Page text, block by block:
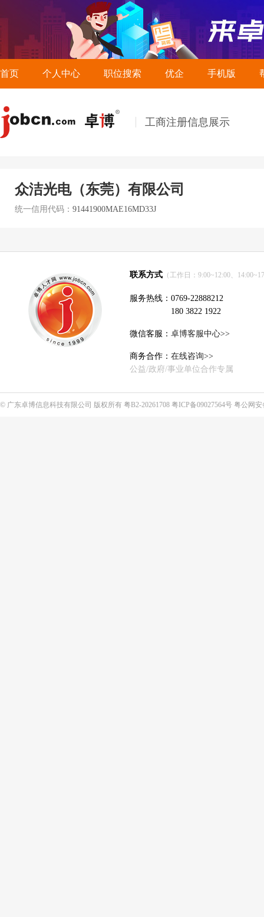
首页 个人中心 职位搜索 优企 手机版
工商注册信息展示
众洁光电（东莞）有限公司
统一信用代码： 91441900MAE16MD33J
联系方式 （工作日：9:00~12:00、
服务热线：0769-22888212
180 3822 1922
微信客服： 卓博客服中心>>
商务合作： 在线咨询>>
公益/政府/事业单位合作专属
© 广东卓博信息科技有限公司 版权所有 粤B2-20261708 粤ICP备09027564号 粤公网安